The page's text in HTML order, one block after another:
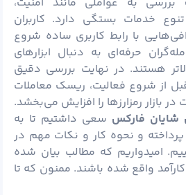
خدمات بستگی دارد. کاربران
با رابط کاربری ساده شروع
حرفه‌ای به دنبال ابزارهای
هستند. در نهایت بررسی دقیق
از شروع فعالیت، ریسک معاملات
بازار رمزارزها را افزایش می‌بخشد.
شایان فارکس سعی داشتیم تا به
پرداخته و نحوه کار و نکات مهم در
امیدواریم که مطالب بیان شده
واقع شده باشند. ممنون که تا